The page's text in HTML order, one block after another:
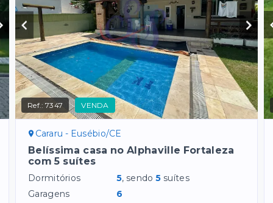
Ref.:7347 VENDA
Cararu - Eusébio/CE
Belíssima casa no Alphaville Fortaleza
com 5 suítes
Dormitórios 5, sendo5 suítes
Garagens
6